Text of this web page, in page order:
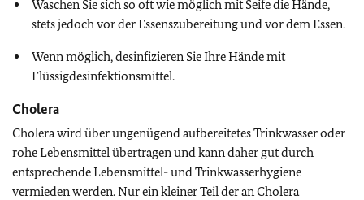
Waschen Sie sich so oft wie möglich mit Seife die Hände,
stets jedoch vor der Essenszubereitung und vor dem Essen.
Wenn möglich, desinfizieren Sie Ihre Hände mit
Flüssigdesinfektionsmittel.
Cholera
Cholera wird über ungenügend aufbereitetes Trinkwasser oder
rohe Lebensmittel übertragen und kann daher gut durch
entsprechende Lebensmittel- und Trinkwasserhygiene
vermieden werden. Nur ein kleiner Teil der an Cholera